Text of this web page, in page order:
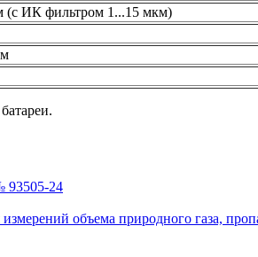
(с ИК фильтром 1...15 мкм)
93505-24
объема природного газа,